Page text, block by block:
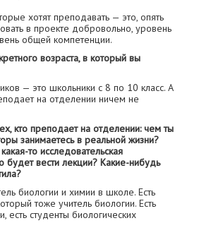
хотят преподавать — это, опять
в проекте добровольно, уровень
общей компетенции.
возраста, в который вы
— это школьники с 8 по 10 класс. А
на отделении ничем не
кто преподает на отделении: чем ты
занимаетесь в реальной жизни?
то исследовательская
будет вести лекции? Какие-нибудь
биологии и химии в школе. Есть
тоже учитель биологии. Есть
есть студенты биологических